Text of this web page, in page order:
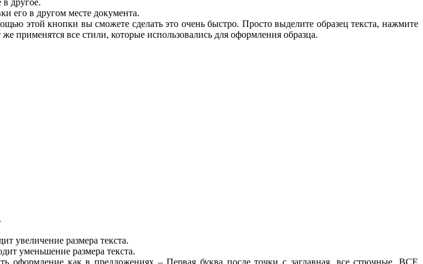
его в другом месте документа.
этой кнопки вы сможете сделать это очень быстро. Просто выделите образец текста, нажмите
применятся все стили, которые использовались для оформления образца.
увеличение размера текста.
уменьшение размера текста.